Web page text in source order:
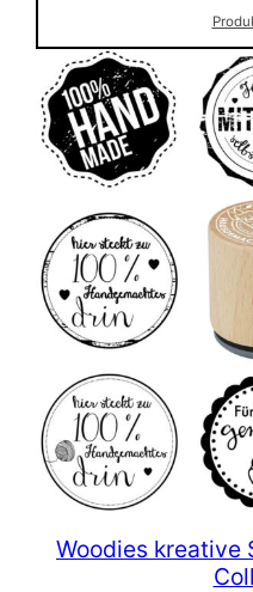
Woodies kreative